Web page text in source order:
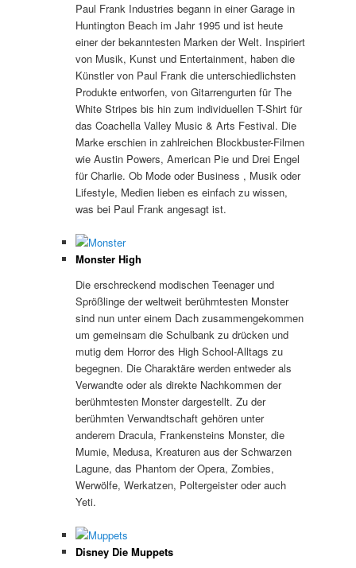
Paul Frank Industries begann in einer Garage in
Huntington Beach im Jahr 1995 und ist heute
einer der bekanntesten Marken der Welt. Inspiriert
von Musik, Kunst und Entertainment, haben die
Künstler von Paul Frank die unterschiedlichsten
Produkte entworfen, von Gitarrengurten für The
White Stripes bis hin zum individuellen T-Shirt für
das Coachella Valley Music & Arts Festival. Die
Marke erschien in zahlreichen Blockbuster-Filmen
wie Austin Powers, American Pie und Drei Engel
für Charlie. Ob Mode oder Business , Musik oder
Lifestyle, Medien lieben es einfach zu wissen,
was bei Paul Frank angesagt ist.
Monster High
Die erschreckend modischen Teenager und
Sprößlinge der weltweit berühmtesten Monster
sind nun unter einem Dach zusammengekommen
um gemeinsam die Schulbank zu drücken und
mutig dem Horror des High School-Alltags zu
begegnen. Die Charaktäre werden entweder als
Verwandte oder als direkte Nachkommen der
berühmtesten Monster dargestellt. Zu der
berühmten Verwandtschaft gehören unter
anderem Dracula, Frankensteins Monster, die
Mumie, Medusa, Kreaturen aus der Schwarzen
Lagune, das Phantom der Opera, Zombies,
Werwölfe, Werkatzen, Poltergeister oder auch
Yeti.
Disney Die Muppets